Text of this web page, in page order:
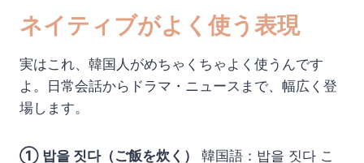
ネイティブがよく使う表現
実はこれ、韓国人がめちゃくちゃよく使うんです
よ。日常会話からドラマ・ニュースまで、幅広く登
場します。
① 밥을 짓다（ご飯を炊く）
韓国語：밥을 짓다 こ